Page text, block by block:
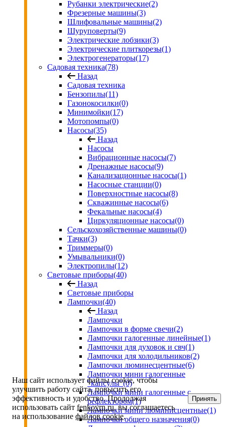
Рубанки электрические(2)
Фрезерные машины(3)
Шлифовальные машины(2)
Шуруповерты(9)
Электрические лобзики(3)
Электрические плиткорезы(1)
Электрогенераторы(17)
Садовая техника(78)
Назад
Садовая техника
Бензопилы(11)
Газонокосилки(0)
Минимойки(17)
Мотопомпы(0)
Насосы(35)
Назад
Насосы
Вибрационные насосы(7)
Дренажные насосы(9)
Канализационные насосы(1)
Насосные станции(0)
Поверхностные насосы(8)
Скважинные насосы(6)
Фекальные насосы(4)
Циркуляционные насосы(0)
Сельскохозяйственные машины(0)
Тачки(3)
Триммеры(0)
Умывальники(0)
Электропилы(12)
Световые приборы(40)
Назад
Световые приборы
Лампочки(40)
Назад
Лампочки
Лампочки в форме свечи(2)
Лампочки галогенные линейные(1)
Лампочки для духовок и свч(1)
Лампочки для холодильников(2)
Лампочки люминесцентные(6)
Лампочки мини галогенные
"капсулы"(0)
Лампочки мини галогенные с
рефлектором(1)
Лампочки мини люминисцентные(1)
Лампочки общего назначения(0)
Наш сайт использует файлы cookie, чтобы
улучшить работу сайта, повысить его
эффективность и удобство. Продолжая
использовать сайтfenkovrn.ru, вы соглашаетесь
на использованиефайлов cookie.
Принять